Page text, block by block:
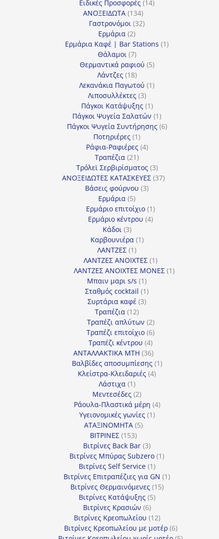
προϊόν
Ειδικές Προσφορές 1414
ΑΝΟΞΕΙΔΩΤΑ 134134
προϊόντα
Γαστρονόμοι 3232
Ερμάρια 22
προϊόντα
Ερμάρια Καφέ | Bar Stations 11
Θάλαμοι 77
προϊόντα
Θερμαντικά ραφιού 55
Λάντζες 1818
προϊόντα
Λεκανάκια Παγωτού 11
Λιποσυλλέκτες 33
προϊόντα
Πάγκοι Κατάψυξης 11
προϊόν
Πάγκοι Ψυγεία Σαλατών 11
προϊόν
Πάγκοι Ψυγεία Συντήρησης 66
Ποτηριέρες 11
προϊόν
Ράφια-Ραφιέρες 44
Τραπέζια 2121
προϊόντα
Τρόλεϊ Σερβιρίσματος 33
προϊόντα
ΑΝΟΞΕΙΔΩΤΕΣ ΚΑΤΑΣΚΕΥΕΣ 3737
Βάσεις φούρνου 33
Ερμάρια 55
προϊόντα
Ερμάριο επιτοίχιο 11
προϊόν
Ερμάριο κέντρου 44
Κάδοι 33
προϊόντα
Καρβουνιέρα 11
ΛΑΝΤΖΕΣ 11
προϊόν
ΛΑΝΤΖΕΣ ΑΝΟΙΧΤΕΣ 11
προϊόν
ΛΑΝΤΖΕΣ ΑΝΟΙΧΤΕΣ ΜΟΝΕΣ 11
Μπαιν μαρι s/s 11
προϊόν
Σταθμός cocktail 11
Συρτάρια καφέ 33
Τραπέζια 1212
προϊόντα
Τραπέζι απλύτων 22
προϊόντα
Τραπέζι επιτοίχιο 66
προϊόντα
Τραπέζι κέντρου 44
προϊόντα
ΑΝΤΑΛΛΑΚΤΙΚΑ MTH 3636
προϊόντα
Βαλβίδες αποσυμπίεσης 11
Κλείστρα-Κλειδαριές 44
Λάστιχα 11
προϊόν
Μεντεσέδες 22
προϊόντα
Ράουλα-Πλαστικά μέρη 44
Υγειονομικές γωνίες 11
ΑΤΑΞΙΝΟΜΗΤΑ 55
ΒΙΤΡΙΝΕΣ 153153
προϊόντα
Βιτρίνες Back Bar 33
προϊόντα
Βιτρίνες Mπύρας Subzero 11
Βιτρίνες Self Service 11
προϊόν
Βιτρίνες Επιτραπέζιες για GN 11
Βιτρίνες Θερμαινόμενες 1515
Βιτρίνες Κατάψυξης 55
Βιτρίνες Κρασιών 66
προϊόντα
Βιτρίνες Κρεοπωλείου 1212
προϊόντα
Βιτρίνες Κρεοπωλείου με μοτέρ 66